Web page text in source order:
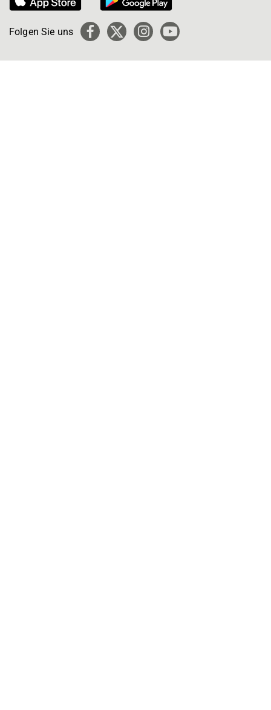
Folgen Sie uns Facebook
X
Instagram